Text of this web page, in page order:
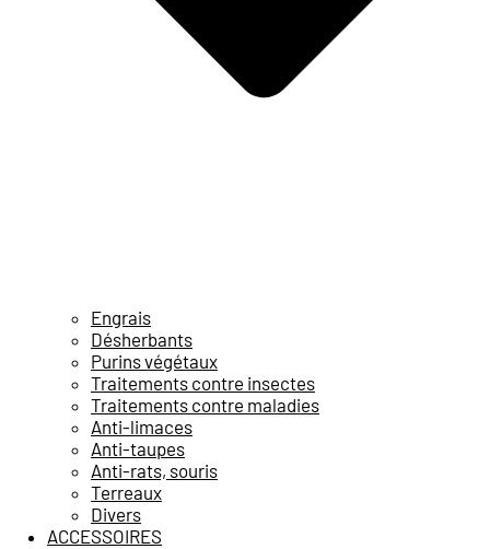
Engrais
Désherbants
Purins végétaux
Traitements contre insectes
Traitements contre maladies
Anti-limaces
Anti-taupes
Anti-rats, souris
Terreaux
Divers
ACCESSOIRES